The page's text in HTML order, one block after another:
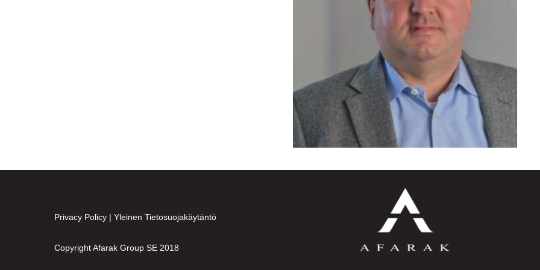
Privacy Policy | Yleinen Tietosuojakäytäntö
Copyright Afarak Group SE 2018